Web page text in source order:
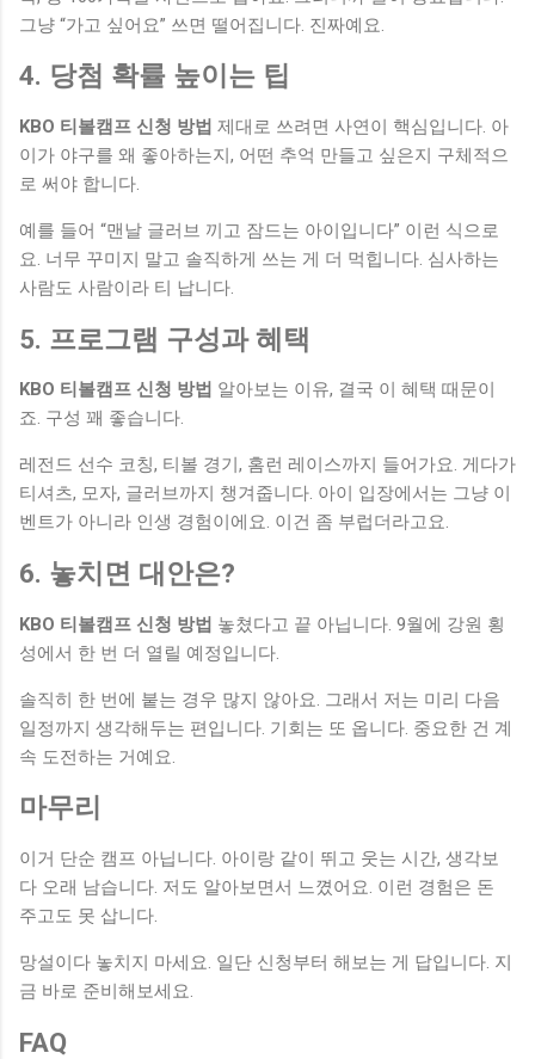
그냥 “가고 싶어요” 쓰면 떨어집니다. 진짜예요.
4. 당첨 확률 높이는 팁
KBO 티볼캠프 신청 방법 제대로 쓰려면 사연이 핵심입니다. 아
이가 야구를 왜 좋아하는지, 어떤 추억 만들고 싶은지 구체적으
로 써야 합니다.
예를 들어 “맨날 글러브 끼고 잠드는 아이입니다” 이런 식으로
요. 너무 꾸미지 말고 솔직하게 쓰는 게 더 먹힙니다. 심사하는
사람도 사람이라 티 납니다.
5. 프로그램 구성과 혜택
KBO 티볼캠프 신청 방법 알아보는 이유, 결국 이 혜택 때문이
죠. 구성 꽤 좋습니다.
레전드 선수 코칭, 티볼 경기, 홈런 레이스까지 들어가요. 게다가
티셔츠, 모자, 글러브까지 챙겨줍니다. 아이 입장에서는 그냥 이
벤트가 아니라 인생 경험이에요. 이건 좀 부럽더라고요.
6. 놓치면 대안은?
KBO 티볼캠프 신청 방법 놓쳤다고 끝 아닙니다. 9월에 강원 횡
성에서 한 번 더 열릴 예정입니다.
솔직히 한 번에 붙는 경우 많지 않아요. 그래서 저는 미리 다음
일정까지 생각해두는 편입니다. 기회는 또 옵니다. 중요한 건 계
속 도전하는 거예요.
마무리
이거 단순 캠프 아닙니다. 아이랑 같이 뛰고 웃는 시간, 생각보
다 오래 남습니다. 저도 알아보면서 느꼈어요. 이런 경험은 돈
주고도 못 삽니다.
망설이다 놓치지 마세요. 일단 신청부터 해보는 게 답입니다. 지
금 바로 준비해보세요.
FAQ